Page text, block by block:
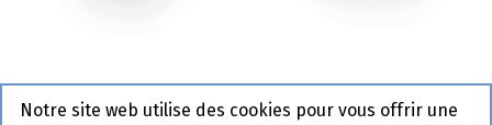
Notre site web utilise des cookies pour vous offrir une